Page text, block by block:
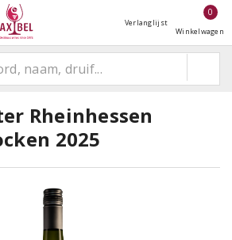
Verlanglijst
0
Winkelwagen
Rheinhessen
2025